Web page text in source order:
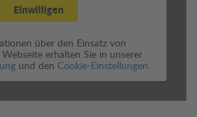
Einwilligen
über den Einsatz von
erhalten Sie in unserer
und den Cookie-Einstellungen.